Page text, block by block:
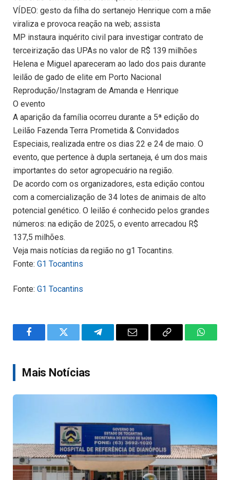
VÍDEO: gesto da filha do sertanejo Henrique com a mãe
viraliza e provoca reação na web; assista
MP instaura inquérito civil para investigar contrato de
terceirização das UPAs no valor de R$ 139 milhões
Helena e Miguel apareceram ao lado dos pais durante
leilão de gado de elite em Porto Nacional
Reprodução/Instagram de Amanda e Henrique
O evento
A aparição da família ocorreu durante a 5ª edição do
Leilão Fazenda Terra Prometida & Convidados
Especiais, realizada entre os dias 22 e 24 de maio. O
evento, que pertence à dupla sertaneja, é um dos mais
importantes do setor agropecuário na região.
De acordo com os organizadores, esta edição contou
com a comercialização de 34 lotes de animais de alto
potencial genético. O leilão é conhecido pelos grandes
números: na edição de 2025, o evento arrecadou R$
137,5 milhões.
Veja mais notícias da região no g1 Tocantins.
Fonte: G1 Tocantins
Fonte: G1 Tocantins
FacebookTwitter TelegramEmail
Copy
Mais Notícias